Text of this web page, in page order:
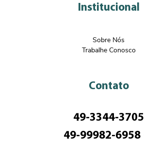
Institucional
Sobre Nós
Trabalhe Conosco
Contato
49-3344-3705
49-99982-6958